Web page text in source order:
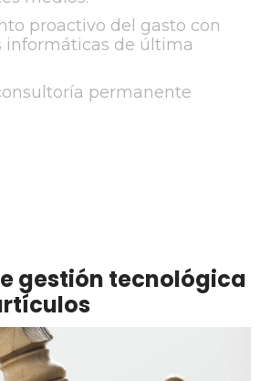
proactivo del gasto con
informáticas de última
permanente
gestión tecnológica